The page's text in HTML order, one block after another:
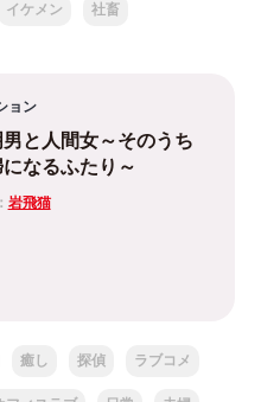
イケメン 社畜
ョン
と人間女～そのうち
になるふたり～
岩飛猫
癒し 探偵 ラブコメ